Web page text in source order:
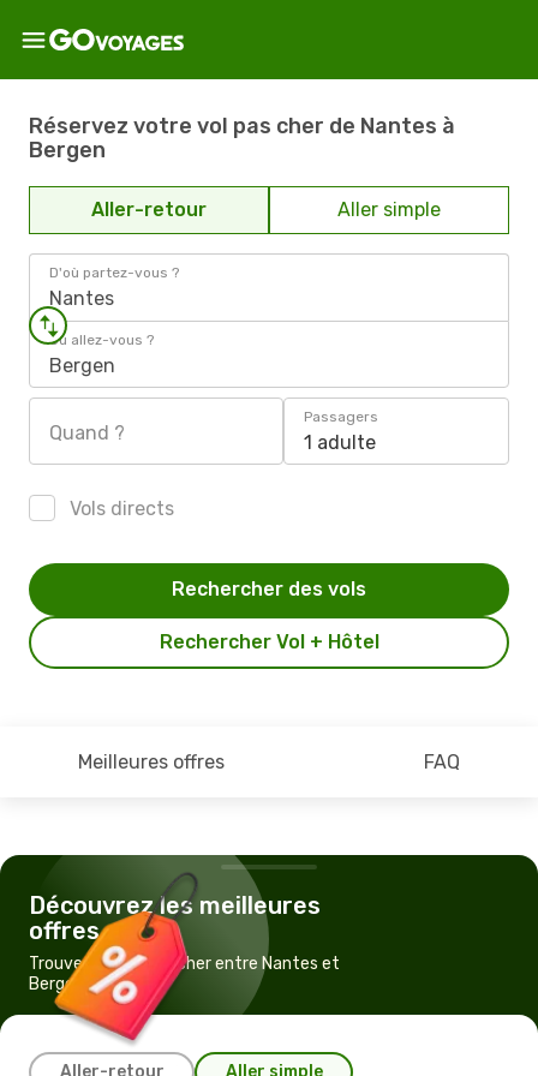
Réservez votre vol pas cher de Nantes à
Bergen
Aller-retour Aller simple
D'où partez-vous ?
Nantes
Où allez-vous ?
Bergen
Quand ?
Passagers
1 adulte
Vols directs
Rechercher Vol + Hôtel
Rechercher des vols
Meilleures offres FAQ
Découvrez les meilleures
offres
Trouvez un vol pas cher entre Nantes et
Bergen
Aller-retour Aller simple